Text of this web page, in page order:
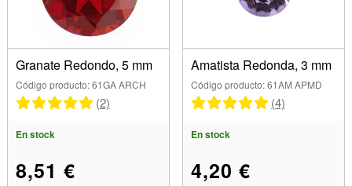
Granate Redondo, 5 mm
Código producto: 61GA ARCH
(2)
En stock
8,51 €
Amatista Redonda, 3 mm
Código producto: 61AM APMD
(4)
En stock
4,20 €